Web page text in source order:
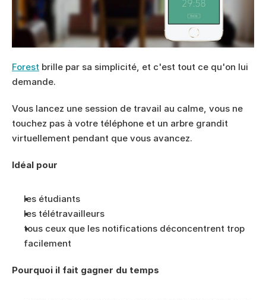
Forest brille par sa simplicité, et c'est tout ce qu'on lui
demande.
Vous lancez une session de travail au calme, vous ne
touchez pas à votre téléphone et un arbre grandit
virtuellement pendant que vous avancez.
Idéal pour
les étudiants
les télétravailleurs
tous ceux que les notifications déconcentrent trop
facilement
Pourquoi il fait gagner du temps